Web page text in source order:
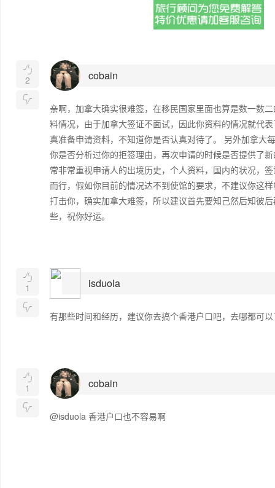

2

cobain
亲啊，加拿大确实很难签，在移民国家里面也算是数一数
料情况，由于加拿大签证不面试，因此你资料的情况就代
真准备申请资料，不知道你是否认真对待了。 另外加拿大
你是否分析过你的拒签理由，再次申请的时候是否提供了
常非常重视申请人的出境历史，个人资料，国内的状况，
而行，假如你目前的情况达不到使馆的要求，不建议你这
打击你，确实加拿大难签，所以建议首先要知己然后知彼
些，祝你好运。

1

isduola
有那些时间和经历，建议你去搞个香港户口吧，去哪都可

1

cobain
@isduola 香港户口也不容易啊